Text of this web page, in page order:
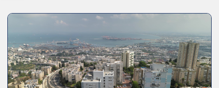
3. שאלתם ? ענינו !